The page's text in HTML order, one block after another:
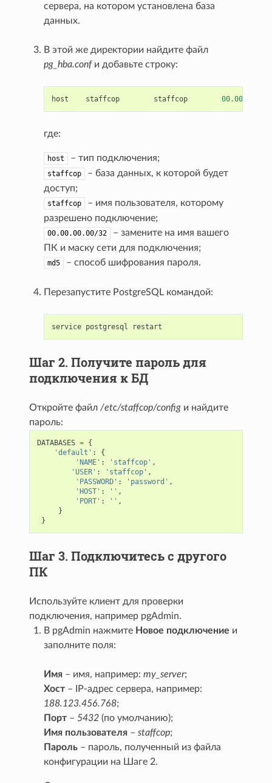
сервера, на котором установлена база
данных.
В этой же директории найдите файл
pg_hba.confи добавьте строку:
host staffcop staffcop 00.00.00.00
где:
host – тип подключения;
staffcop
– база данных, к которой будет
доступ;
staffcop
– имя пользователя, которому
разрешено подключение;
00.00.00.00/32
– замените на имя вашего
ПК и маску сети для подключения;
md5 – способ шифрования пароля.
Перезапустите PostgreSQL командой:
service postgresql restart
Шаг 2. Получите пароль для
подключения к БД
Откройте файл /etc/staffcop/config и найдите
пароль:
DATABASES = {
'default' :
{
'NAME' : 'staffcop' ,
'USER' : 'staffcop' ,
'PASSWORD' : 'password' ,
'HOST' : '' ,
'PORT' : '' ,
}
}
Шаг 3. Подключитесь с другого
ПК
Используйте клиент для проверки
подключения, например pgAdmin.
В pgAdmin нажмите Новое подключение и
заполните поля:
Имя – имя, например:my_server;
Хост – IP-адрес сервера, например:
188.123.456.768;
Порт – 5432 (по умолчанию);
Имя пользователя –staffcop;
Пароль – пароль, полученный из файла
конфигурации на Шаге 2.